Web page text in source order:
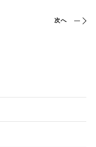
次へ